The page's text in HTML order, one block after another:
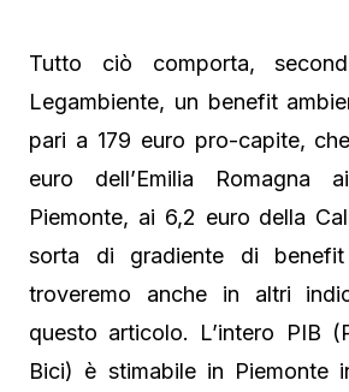
Tutto ciò comporta,
Legambiente, un benefit
pari a 179 euro pro-capite,
euro dell’Emilia
Piemonte, ai 6,2 euro della
sorta di gradiente di
troveremo anche in altri
questo articolo. L’intero PIB
Bici) è stimabile in Piemonte